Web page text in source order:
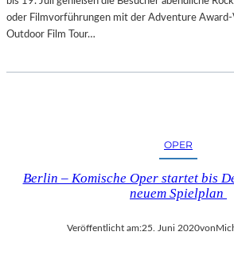
oder Filmvorführungen mit der Adventure Award-
Outdoor Film Tour…
OPER
Berlin – Komische Oper startet bis
neuem Spielplan
Veröffentlicht am:25. Juni 2020von